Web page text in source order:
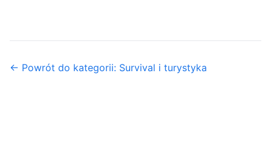
← Powrót do kategorii: Survival i turystyka